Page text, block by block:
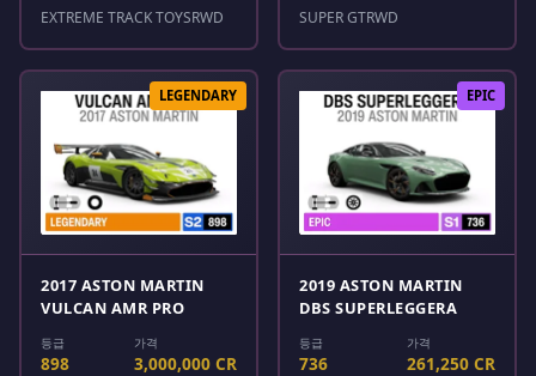
EXTREME TRACK TOYSRWD SUPER GTRWD
LEGENDARY
2017 ASTON MARTIN
VULCAN AMR PRO
등급
898
가격
3,000,000 CR
EPIC
2019 ASTON MARTIN
DBS SUPERLEGGERA
등급
736
가격
261,250 CR